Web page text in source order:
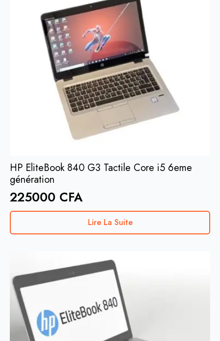
HP EliteBook 840 G3 Tactile Core i5 6eme
génération
225000 CFA
Lire La Suite